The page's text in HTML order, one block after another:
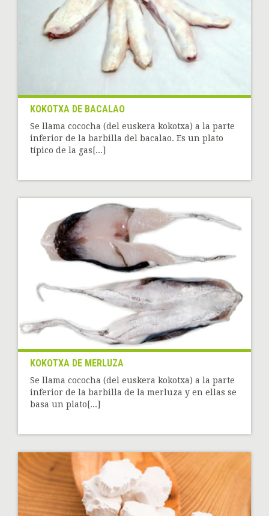
KOKOTXA DE BACALAO
Se llama cococha (del euskera kokotxa) a la parte
inferior de la barbilla del bacalao. Es un plato
típico de la gas[...]
KOKOTXA DE MERLUZA
Se llama cococha (del euskera kokotxa) a la parte
inferior de la barbilla de la merluza y en ellas se
basa un plato[...]